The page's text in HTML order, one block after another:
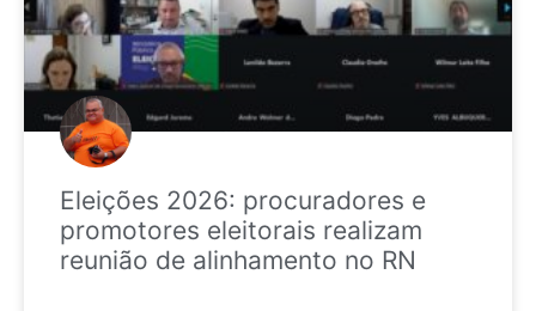
Eleições 2026: procuradores e
promotores eleitorais realizam
reunião de alinhamento no RN